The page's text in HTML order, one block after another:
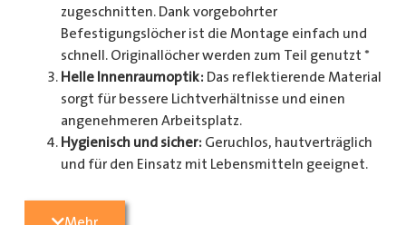
zugeschnitten. Dank vorgebohrter
Befestigungslöcher ist die Montage einfach und
schnell. Originallöcher werden zum Teil genutzt *
Helle Innenraumoptik: Das reflektierende Material
sorgt für bessere Lichtverhältnisse und einen
angenehmeren Arbeitsplatz.
Hygienisch und sicher: Geruchlos, hautverträglich
und für den Einsatz mit Lebensmitteln geeignet.
Radkastenschutz, großflächigen Seitenteilen und